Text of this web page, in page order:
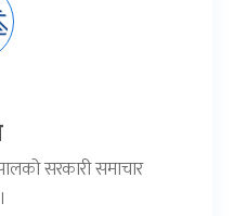
सरकारी समाचार